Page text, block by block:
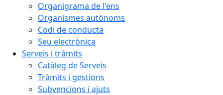
Organigrama de l'ens
Organismes autònoms
Codi de conducta
Seu electrònica
Serveis i tràmits
Catàleg de Serveis
Tràmits i gestions
Subvencions i ajuts